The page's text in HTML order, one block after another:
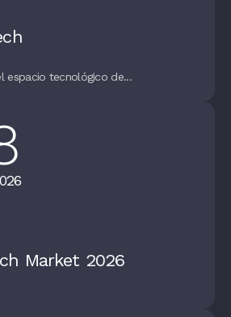
espacio tecnológico de...
Market 2026